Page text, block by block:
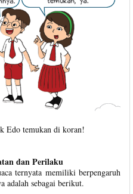
Edo temukan di koran!
dan Perilaku
ternyata memiliki berpengaruh
adalah sebagai berikut.